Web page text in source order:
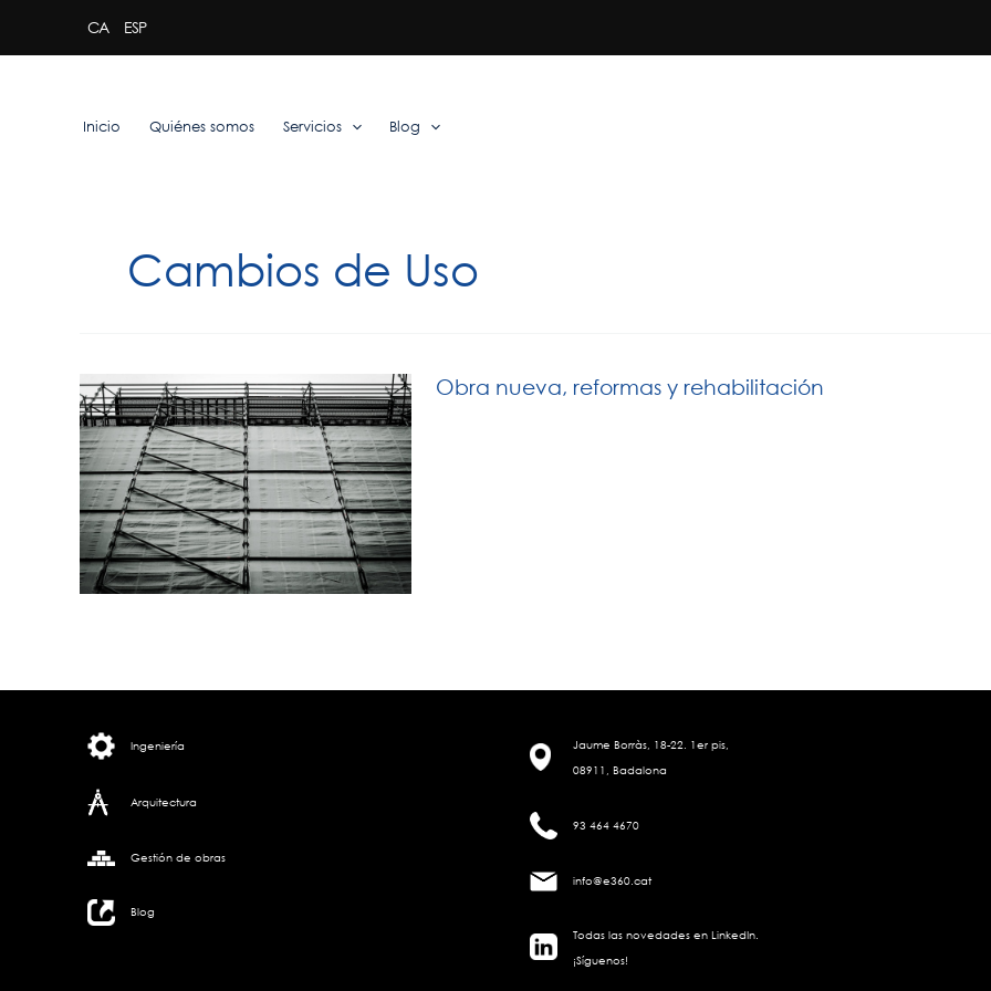
contenido
CA ESP
Inicio Quiénes somos Servicios Blog
Cambios de Uso
Obra nueva, reformas y rehabilitación
Ingeniería
Arquitectura
Gestión de obras
Blog
Jaume Borràs, 18-22. 1er pis,
08911, Badalona
93 464 4670
info@e360.cat
Todas las novedades en LinkedIn.
¡Síguenos!